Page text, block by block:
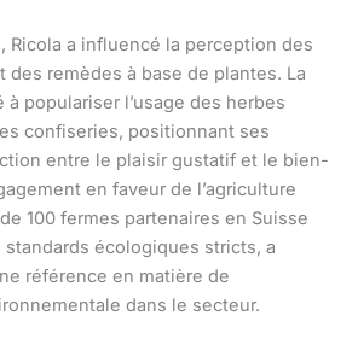
Ricola a influencé la perception des
des remèdes à base de plantes. La
à populariser l’usage des herbes
confiseries, positionnant ses
entre le plaisir gustatif et le bien-
en faveur de l’agriculture
100 fermes partenaires en Suisse
écologiques stricts, a
référence en matière de
dans le secteur.